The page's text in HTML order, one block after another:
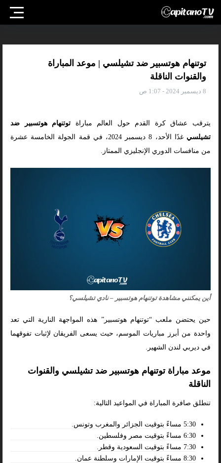
توتنهام هوتسبير ضد تشيلسي | موعد المباراة
والقنوات الناقلة
8 ديسمبر 2024 - 1:07 ص
يترقب عشاق كرة القدم حول العالم مباراة توتنهام هوتسبير ضد
تشيلسي
غدًا الأحد، 8 ديسمبر 2024، في قمة الجولة الخامسة عشرة
من منافسات الدوري الإنجليزي الممتاز.
أين يمكنني مشاهدة توتنهام هوتسبير – نادي تشيلسي؟
حين يحتضن ملعب “توتنهام هوتسبير” هذه المواجهة النارية التي تعد
واحدة من أبرز مباريات الموسم، حيث يسعى الفريقان لإثبات تفوقهما
في ديربي لندن الشهير.
موعد مباراة توتنهام هوتسبير ضد تشيلسي والقنوات
الناقلة
تنطلق صافرة المباراة في المواعيد التالية:
5:30 مساءً بتوقيت الجزائر والمغرب وتونس.
6:30 مساءً بتوقيت مصر وفلسطين.
7:30 مساءً بتوقيت السعودية وقطر.
8:30 مساءً بتوقيت الإمارات وسلطنة عمان.